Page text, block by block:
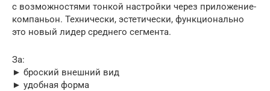
с возможностями тонкой настройки через приложение-
компаньон. Технически, эстетически, функционально
это новый лидер среднего сегмента.
За:
► броский внешний вид
► удобная форма